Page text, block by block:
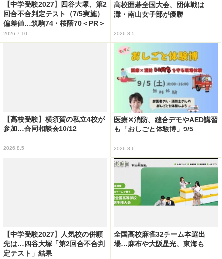
【中学受験2027】四谷大塚、第2
回合不合判定テスト（7/5実施）
偏差値…筑駒74・桜蔭70＜PR＞
2026.7.10
高校囲碁全国大会、団体戦は
灘・南山女子部が優勝
2026.8.5
【高校受験】横須賀の私立4校が
参加…合同相談会10/12
2026.8.5
医療✕消防、縫合デモやAED講習
も「おしごと体験博」9/5
2026.8.6
【中学受験2027】人気校の併願
先は…四谷大塚「第2回合不合判
定テスト」結果
全国高校麻雀32チーム本選出
場…麻布や大阪星光、東海も